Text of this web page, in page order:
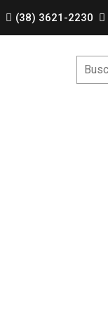
(38) 3621-2230